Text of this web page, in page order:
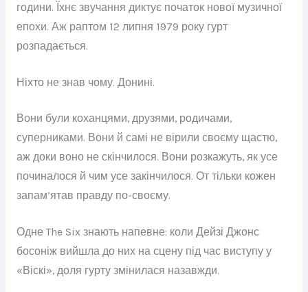
години. Їхнє звучання диктує початок нової музичної
епохи. Аж раптом 12 липня 1979 року гурт
розпадається.
Ніхто не знав чому. Донині.
Вони були коханцями, друзями, родичами,
суперниками. Вони й самі не вірили своєму щастю,
аж доки воно не скінчилося. Вони розкажуть, як усе
починалося й чим усе закінчилося. От тільки кожен
запам’ятав правду по-своєму.
Одне The Six знають напевне: коли Дейзі Джонс
босоніж вийшла до них на сцену під час виступу у
«Віскі», доля гурту змінилася назавжди.